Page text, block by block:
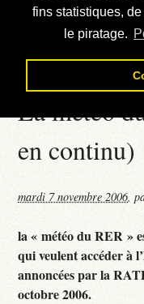
fins statistiques,
le piratage.
Téléchargement
Contact
La météo
en continu)
mardi 7 novembre 2006,
la « météo du RER »
qui veulent accéder à
annoncées par la
octobre 2006.